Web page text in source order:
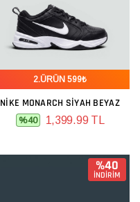
2.ÜRÜN 599₺
NIKE MONARCH SIYAH BEYAZ
%40 1,399.99 TL
%40
İNDİRİM